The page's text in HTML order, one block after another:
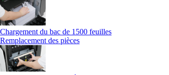
Chargement du bac de 1500 feuilles
Remplacement des pièces